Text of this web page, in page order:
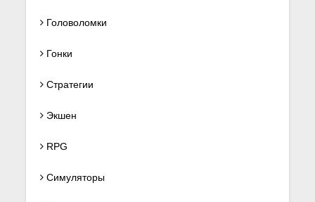
Головоломки
Гонки
Стратегии
Экшен
RPG
Симуляторы